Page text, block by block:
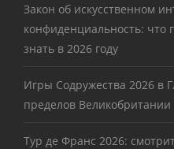
Закон об искусственном
конфиденциальность: что
знать в 2026 году
Игры Содружества 2026 в
пределов Великобритании
Тур де Франс 2026: